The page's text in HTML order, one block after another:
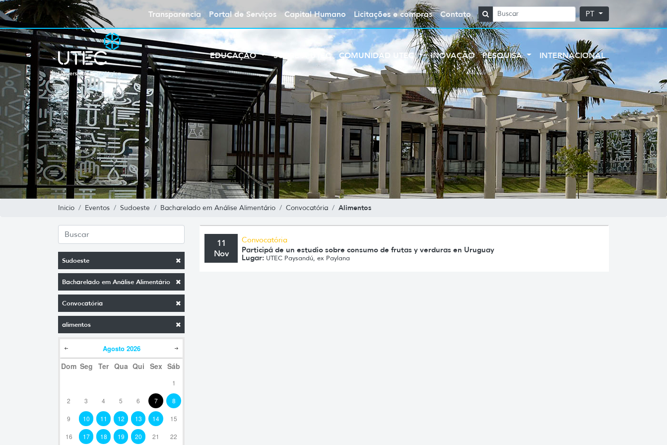
Transparencia Portal de Serviços Capital Humano Licitações e compras Contato PT
EDUCAÇÃO SOBRE A UTEC COMUNIDAD UTEC INOVAÇÃO PESQUISA INTERNACIONAL
Inicio Eventos Sudoeste Bacharelado em Análise Alimentário Convocatória Alimentos
Sudoeste
Bacharelado em Análise Alimentário
Convocatória
alimentos
Agosto 2026
Dom Seg Ter Qua Qui Sex Sáb
1
2 3 4 5 6 7 8
9 10 11 12 13 14 15
16 17 18 19 20 21 22
11
Nov
Convocatória
Participá de un estudio sobre consumo de frutas y verduras en Uruguay
Lugar: UTEC Paysandú, ex Paylana